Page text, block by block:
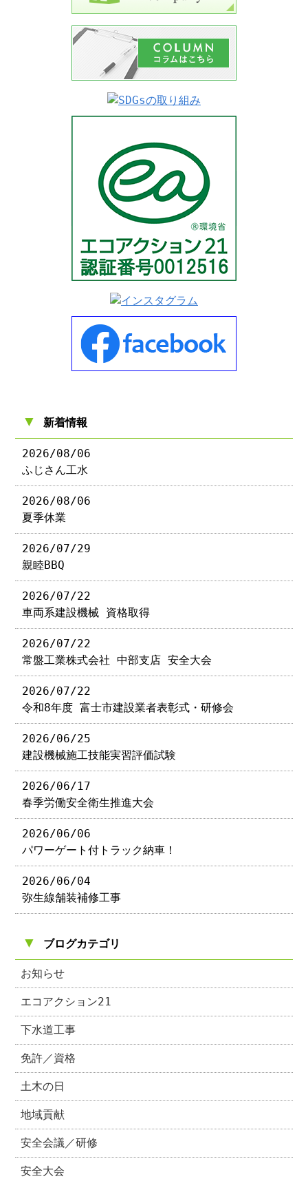
▼ 新着情報
2026/08/06
ふじさん工水
2026/08/06
夏季休業
2026/07/29
親睦BBQ
2026/07/22
車両系建設機械 資格取得
2026/07/22
常盤工業株式会社 中部支店 安全大会
2026/07/22
令和8年度 富士市建設業者表彰式・研修会
2026/06/25
建設機械施工技能実習評価試験
2026/06/17
春季労働安全衛生推進大会
2026/06/06
パワーゲート付トラック納車！
2026/06/04
弥生線舗装補修工事
▼ ブログカテゴリ
お知らせ
エコアクション21
下水道工事
免許／資格
土木の日
地域貢献
安全会議／研修
安全大会